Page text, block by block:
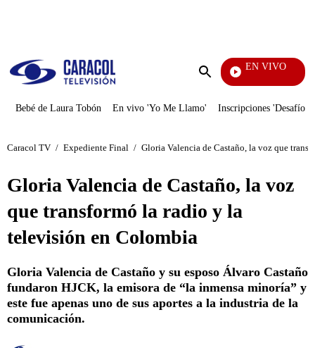
Enviar
EN VIVO
Bebé de Laura Tobón En vivo 'Yo Me Llamo' Inscripciones 'Desafío'
Caracol TV / Expediente Final / Gloria Valencia de Castaño, la voz que
Gloria Valencia de Castaño, la voz
que transformó la radio y la
televisión en Colombia
Gloria Valencia de Castaño y su esposo Álvaro Castaño
fundaron HJCK, la emisora de “la inmensa minoría” y
este fue apenas uno de sus aportes a la industria de la
comunicación.